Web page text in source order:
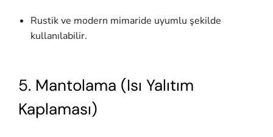
Rustik ve modern mimaride uyumlu şekilde
kullanılabilir.
5. Mantolama (Isı Yalıtım
Kaplaması)